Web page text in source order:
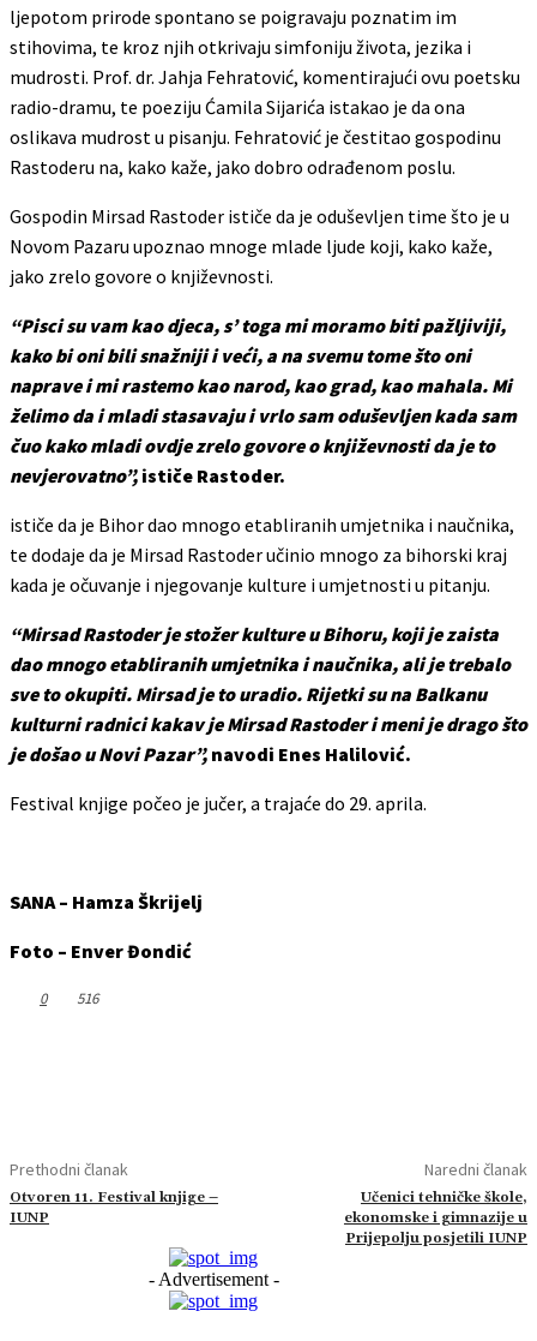
ljepotom prirode spontano se poigravaju poznatim im
stihovima, te kroz njih otkrivaju simfoniju života, jezika i
mudrosti. Prof. dr. Jahja Fehratović, komentirajući ovu poetsku
radio-dramu, te poeziju Ćamila Sijarića istakao je da ona
oslikava mudrost u pisanju. Fehratović je čestitao gospodinu
Rastoderu na, kako kaže, jako dobro odrađenom poslu.
Gospodin Mirsad Rastoder ističe da je oduševljen time što je u
Novom Pazaru upoznao mnoge mlade ljude koji, kako kaže,
jako zrelo govore o književnosti.
“Pisci su vam kao djeca, s’ toga mi moramo biti pažljiviji,
kako bi oni bili snažniji i veći, a na svemu tome što oni
naprave i mi rastemo kao narod, kao grad, kao mahala. Mi
želimo da i mladi stasavaju i vrlo sam oduševljen kada sam
čuo kako mladi ovdje zrelo govore o književnosti da je to
nevjerovatno”, ističe Rastoder.
ističe da je Bihor dao mnogo etabliranih umjetnika i naučnika,
te dodaje da je Mirsad Rastoder učinio mnogo za bihorski kraj
kada je očuvanje i njegovanje kulture i umjetnosti u pitanju.
“Mirsad Rastoder je stožer kulture u Bihoru, koji je zaista
dao mnogo etabliranih umjetnika i naučnika, ali je trebalo
sve to okupiti. Mirsad je to uradio. Rijetki su na Balkanu
kulturni radnici kakav je Mirsad Rastoder i meni je drago što
je došao u Novi Pazar”, navodi Enes Halilović.
Festival knjige počeo je jučer, a trajaće do 29. aprila.
SANA – Hamza Škrijelj
Foto – Enver Đondić
0 516
Prethodni članak
Otvoren 11. Festival knjige –
IUNP
Naredni članak
Učenici tehničke škole,
ekonomske i gimnazije u
Prijepolju posjetili IUNP
- Advertisement -